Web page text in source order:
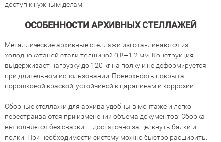
доступ к нужным делам.
ОСОБЕННОСТИ АРХИВНЫХ СТЕЛЛАЖЕЙ
Металлические архивные стеллажи изготавливаются из
холоднокатаной стали толщиной 0,8–1,2 мм. Конструкция
выдерживает нагрузку до 120 кг на полку и не деформируется
при длительном использовании. Поверхность покрыта
порошковой краской, устойчивой к царапинам и коррозии.
Сборные стеллажи для архива удобны в монтаже и легко
перестраиваются при изменении объема документов. Сборка
выполняется без сварки — достаточно защёлкнуть балки и
полки. При необходимости систему можно быстро расширить.